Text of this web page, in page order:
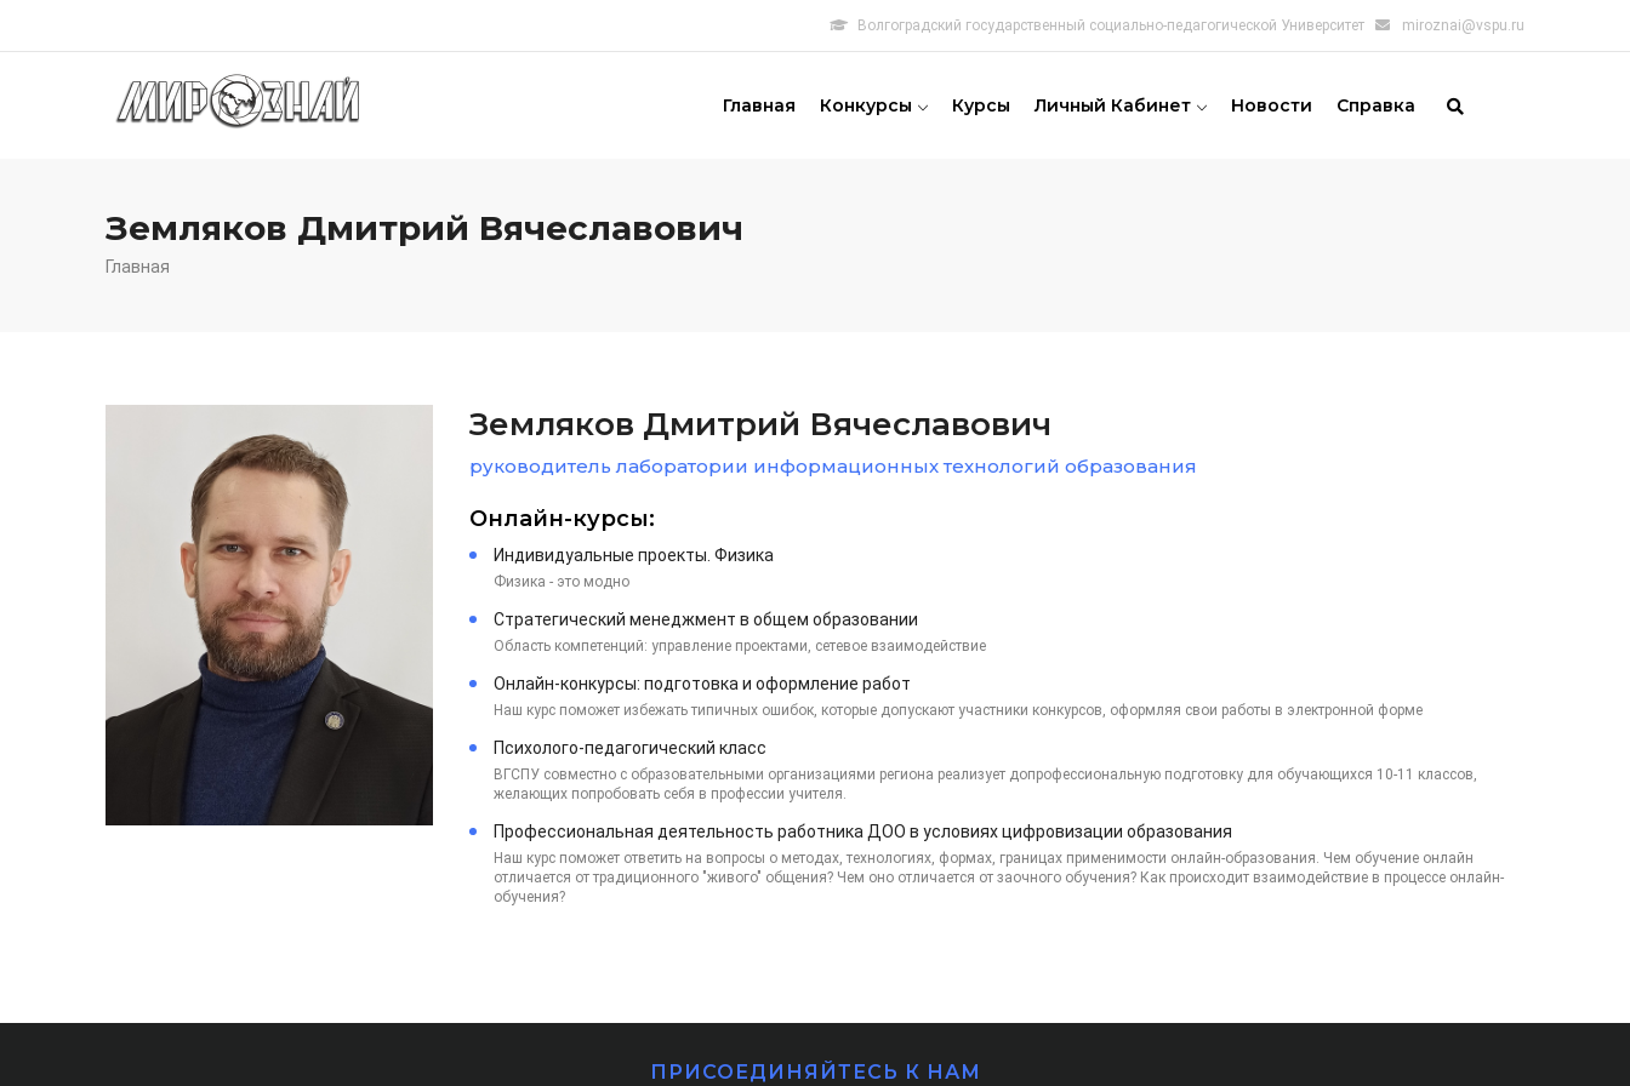
к
Волгоградский государственный социально-педагогической Университет miroznai@vspu.ru
Главная Конкурсы Курсы Личный Кабинет Новости Справка
Земляков Дмитрий Вячеславович
Главная
Земляков Дмитрий Вячеславович
руководитель лаборатории информационных технологий образования
Онлайн-курсы:
Индивидуальные проекты. Физика
Физика - это модно
Стратегический менеджмент в общем образовании
Область компетенций: управление проектами, сетевое взаимодействие
Онлайн-конкурсы: подготовка и оформление работ
Наш курс поможет избежать типичных ошибок, которые допускают участники конкурсов, оформляя свои работы в электронной форме
Психолого-педагогический класс
ВГСПУ совместно с образовательными организациями региона реализует допрофессиональную подготовку для обучающихся 10-11 классов,
желающих попробовать себя в профессии учителя.
Профессиональная деятельность работника ДОО в условиях цифровизации образования
Наш курс поможет ответить на вопросы о методах, технологиях, формах, границах применимости онлайн-образования. Чем обучение онлайн
отличается от традиционного "живого" общения? Чем оно отличается от заочного обучения? Как происходит взаимодействие в процессе онлайн-
обучения?
ПРИСОЕДИНЯЙТЕСЬ К НАМ